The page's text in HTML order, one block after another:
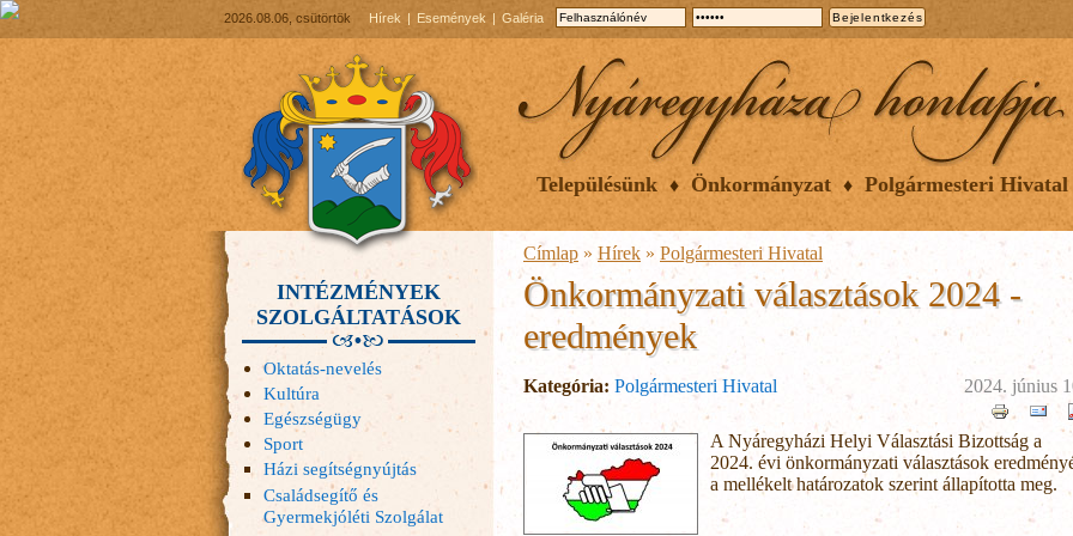
2026.08.06, csütörtök Hírek Események Galéria
Településünk Önkormányzat Polgármesteri Hivatal
Címlap » Hírek » Polgármesteri Hivatal
Önkormányzati választások 2024 -
eredmények
2024. június
Kategória: Polgármesteri Hivatal
A Nyáregyházi Helyi Választási Bizottság a
2024. évi önkormányzati választások
a mellékelt határozatok szerint állapította meg.
INTÉZMÉNYEK
SZOLGÁLTATÁSOK
Oktatás-nevelés
Kultúra
Egészségügy
Sport
Házi segítségnyújtás
Családsegítő és
Gyermekjóléti Szolgálat